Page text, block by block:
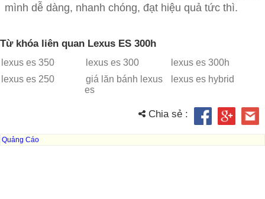
mình dễ dàng, nhanh chóng, đạt hiệu quả tức thì.
Từ khóa liên quan Lexus ES 300h
lexus es 350 lexus es 300
lexus es 300h
lexus es 250
giá lăn bánh lexus
es
lexus es hybrid
Chia sẻ :
Quảng Cáo